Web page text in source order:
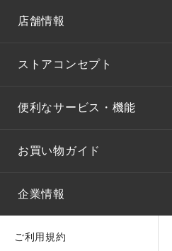
店舗情報
ストアコンセプト
便利なサービス・機能
お買い物ガイド
企業情報
ご利用規約